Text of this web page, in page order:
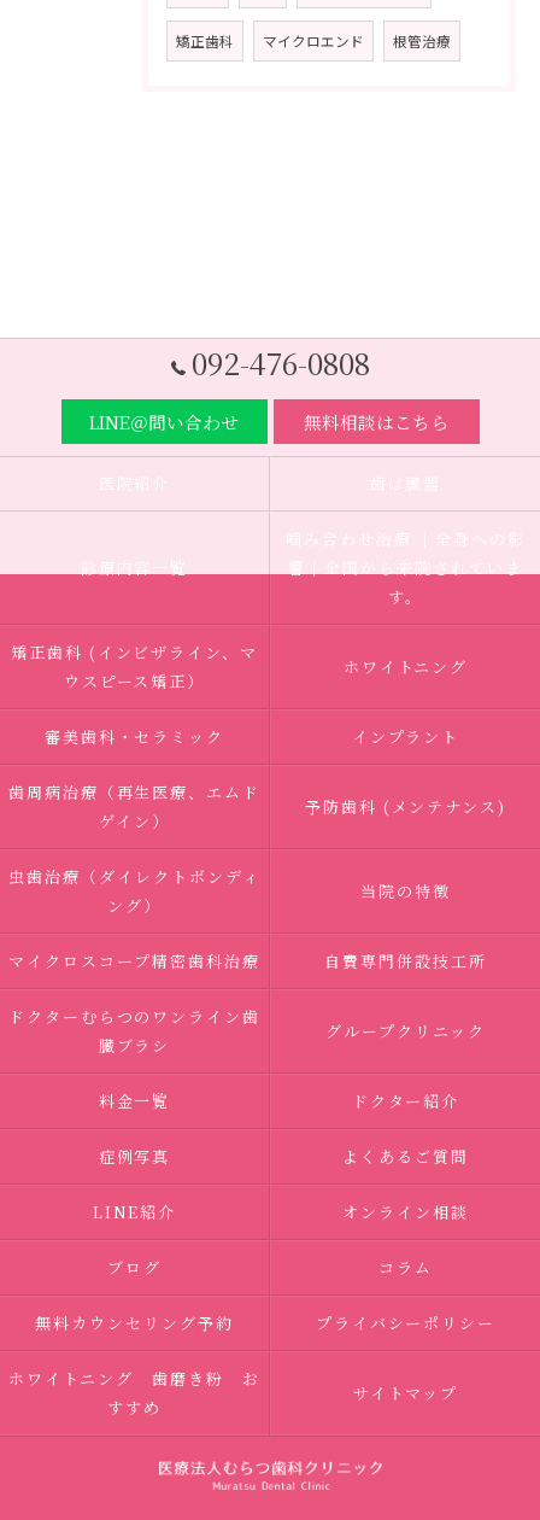
矯正歯科 マイクロエンド 根管治療
092-476-0808
LINE＠問い合わせ 無料相談はこちら
医院紹介 歯は臓器
診療内容一覧
噛み合わせ治療 ｜全身への影
響｜全国から来院されていま
す。
矯正歯科 (インビザライン、マ
ウスピース矯正）
ホワイトニング
審美歯科・セラミック インプラント
歯周病治療（再生医療、エムド
ゲイン）
予防歯科 (メンテナンス)
虫歯治療（ダイレクトボンディ
ング）
当院の特徴
マイクロスコープ精密歯科治療 自費専門併設技工所
ドクターむらつのワンライン歯
臓ブラシ
グループクリニック
料金一覧 ドクター紹介
症例写真 よくあるご質問
LINE紹介 オンライン相談
ブログ コラム
無料カウンセリング予約 プライバシーポリシー
ホワイトニング 歯磨き粉 お
すすめ
サイトマップ